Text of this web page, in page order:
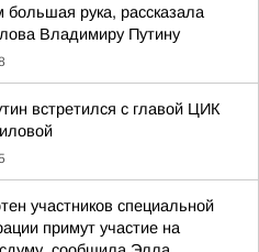
большая рука, рассказала
Владимиру Путину
встретился с главой ЦИК
участников специальной
примут участие на